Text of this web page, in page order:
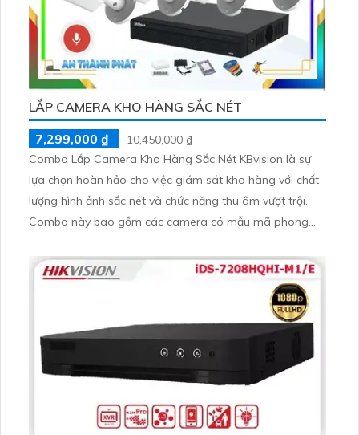
LẮP CAMERA KHO HÀNG SẮC NÉT
7,299,000 ₫
10,450,000 ₫
Combo Lắp Camera Kho Hàng Sắc Nét KBvision là sự
lựa chọn hoàn hảo cho việc giám sát kho hàng với chất
lượng hình ảnh sắc nét và chức năng thu âm vượt trội.
Combo này bao gồm các camera có mẫu mã phong
uy tín. Ngoài ra, khách hàng còn được hưởng chiết khấu
cao khi mua combo này, giúp tiết kiệm chi phí đáng kể